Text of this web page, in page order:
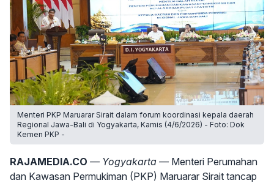
Menteri PKP Maruarar Sirait dalam forum koordinasi kepala daerah
Regional Jawa-Bali di Yogyakarta, Kamis (4/6/2026) - Foto: Dok
Kemen PKP -
RAJAMEDIA.CO — Yogyakarta — Menteri Perumahan
dan Kawasan Permukiman (PKP) Maruarar Sirait tancap